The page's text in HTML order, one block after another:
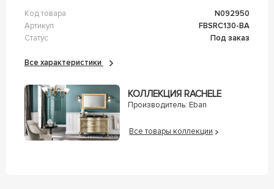
Код товара
n092950
Артикул
FBSRC130-BA
Статус
Под заказ
Все характеристики
КОЛЛЕКЦИЯ RACHELE
Производитель: Eban
Все товары коллекции